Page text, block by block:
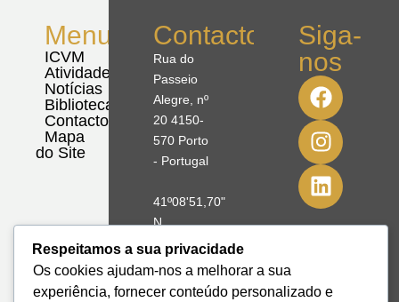
Menu
ICVM
Atividades
Notícias
Biblioteca
Contactos
Mapa
do Site
Contactos
Rua do
Passeio
Alegre, nº
20 4150-
570 Porto
- Portugal
41º08'51,70"
N
8º39'41,76"
Siga-
nos
Respeitamos a sua privacidade
Os cookies ajudam-nos a melhorar a sua
experiência, fornecer conteúdo personalizado e